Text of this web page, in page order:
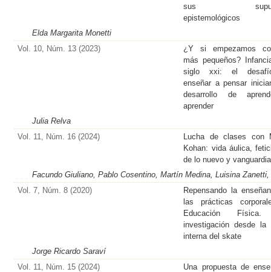
sus
epistemológicos
Elda Margarita Monetti
Vol. 10, Núm. 13 (2023)
¿Y si empezamos
más pequeños?
siglo xxi: el
enseñar a pensar
desarrollo de
aprender
Julia Relva
Vol. 11, Núm. 16 (2024)
Lucha de clases con
Kohan: vida áulica,
de lo nuevo y vanguardia
Facundo Giuliano, Pablo Cosentino, Martín Medina, Luisina Zanetti,
Vol. 7, Núm. 8 (2020)
Repensando la
las prácticas
Educación Física.
investigación desde la
interna del skate
Jorge Ricardo Saraví
Vol. 11, Núm. 15 (2024)
Una propuesta de